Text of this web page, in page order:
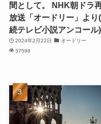
間として。 NHK朝ドラ
放送「オードリー」より
続テレビ小説アンコール)
2024年2月22日
オードリー
37598